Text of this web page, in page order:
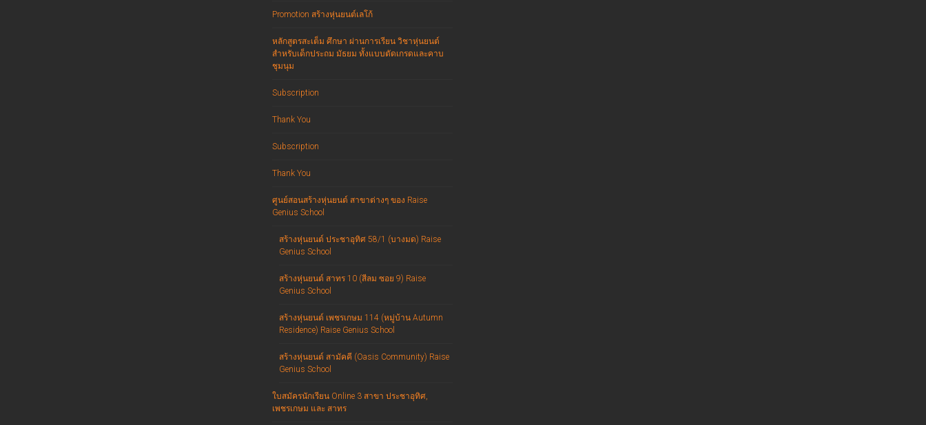
Promotion สร้างหุ่นยนต์เลโก้
หลักสูตรสะเต็ม ศึกษา ผ่านการเรียน วิชาหุ่นยนต์
สำหรับเด็กประถม มัธยม ทั้งแบบตัดเกรดและคาบ
ชุมนุม
Subscription
Thank You
Subscription
Thank You
ศูนย์สอนสร้างหุ่นยนต์ สาขาต่างๆ ของ Raise
Genius School
สร้างหุ่นยนต์ ประชาอุทิศ 58/1 (บางมด) Raise
Genius School
สร้างหุ่นยนต์ สาทร 10 (สีลม ซอย 9) Raise
Genius School
สร้างหุ่นยนต์ เพชรเกษม 114 (หมู่บ้าน Autumn
Residence) Raise Genius School
สร้างหุ่นยนต์ สามัคคี (Oasis Community) Raise
Genius School
ใบสมัครนักเรียน Online 3 สาขา ประชาอุทิศ,
เพชรเกษม และ สาทร